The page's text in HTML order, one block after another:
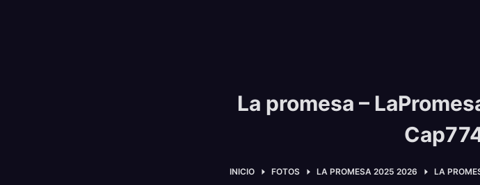
La promesa –
INICIO FOTOS LA PROMESA 2025 2026 LA